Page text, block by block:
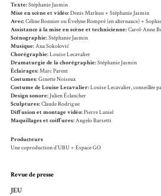
Texte:Stéphanie Jasmin
Mise en scène et vidéo:Denis Marleau + Stéphanie Jasmin
Avec:Céline Bonnier ou Évelyne Rompré (en alternance) +
Assistance à la mise en scène et technicienne:Carol-Anne
Scénographie:Stéphanie Jasmin
Musique:Ana Sokolović
Chorégraphie:Louise Lecavalier
Dramaturgie de la chorégraphie:Stéphanie Jasmin
Éclairages:Marc Parent
Costumes:Ginette Noiseux
Costume de Louise Lecavalier:Louise Lecavalier, conseillée
Design sonore:Julien Éclancher
Sculptures:Claude Rodrigue
Diffusion et montage vidéo:Pierre Laniel
Maquillages et coiffures:Angelo Barsetti
Producteurs
Une coproduction d'UBU + Espace GO
Revue de presse
JEU